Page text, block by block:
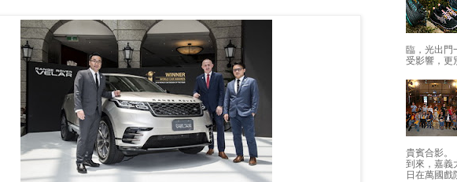
臨，光出門
受影響，更
貴賓合影
到來，嘉義
日在萬國戲